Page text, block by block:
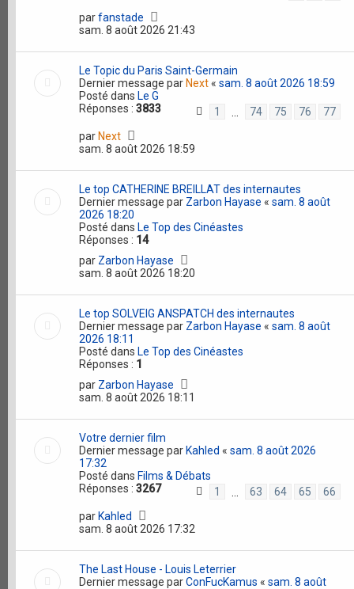
parfanstade
sam. 8 août 2026 21:43
Le Topic du Paris Saint-Germain
Dernier message par Next« sam. 8 août 2026 18:59
Posté dans Le G
Réponses : 3833 1 74 75 76
77
par Next
sam. 8 août 2026 18:59
Le top CATHERINE BREILLAT des internautes
Dernier message par Zarbon Hayase « sam. 8 août
2026 18:20
Posté dans Le Top des Cinéastes
Réponses : 14
par Zarbon Hayase
sam. 8 août 2026 18:20
Le top SOLVEIG ANSPATCH des internautes
Dernier message par Zarbon Hayase « sam. 8 août
2026 18:11
Posté dans Le Top des Cinéastes
Réponses : 1
par Zarbon Hayase
sam. 8 août 2026 18:11
Votre dernier film
Dernier message par Kahled « sam. 8 août 2026
17:32
Posté dans Films & Débats
Réponses : 3267 1 63 64 65
66
par Kahled
sam. 8 août 2026 17:32
The Last House - Louis Leterrier
Dernier message parConFucKamus « sam. 8 août